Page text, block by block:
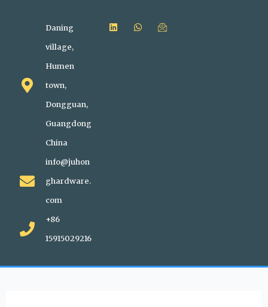
Daning
village,
Humen
town,
Dongguan,
Guangdong
China
info@juhon
ghardware.
com
+86
15915029216